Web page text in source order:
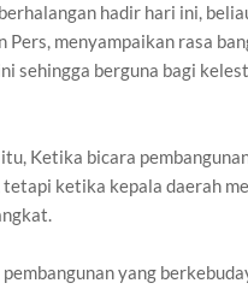
hadir hari ini,
menyampaikan rasa
sehingga berguna bagi
Ketika bicara
ketika kepala daerah
yang